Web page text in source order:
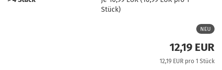
Stück)
NEU
12,19 EUR
12,19 EUR pro 1 Stück